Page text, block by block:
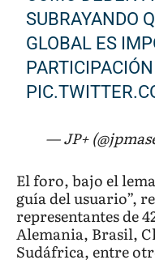
SUBRAYANDO
GLOBAL ES
— JP+
El foro, bajo el
guía del usuario”,
representantes de
Alemania, Brasil,
Sudáfrica, entre